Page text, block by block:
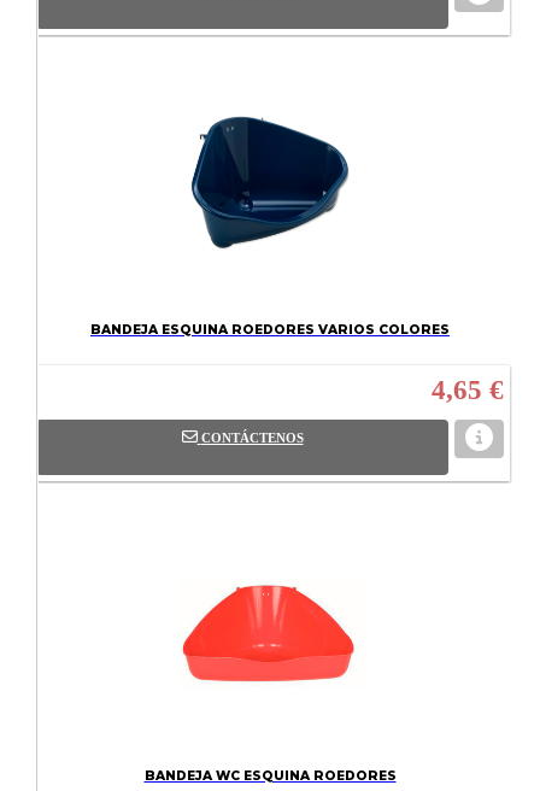
BANDEJA ESQUINA ROEDORES VARIOS COLORES
4,65 €
CONTÁCTENOS
BANDEJA WC ESQUINA ROEDORES